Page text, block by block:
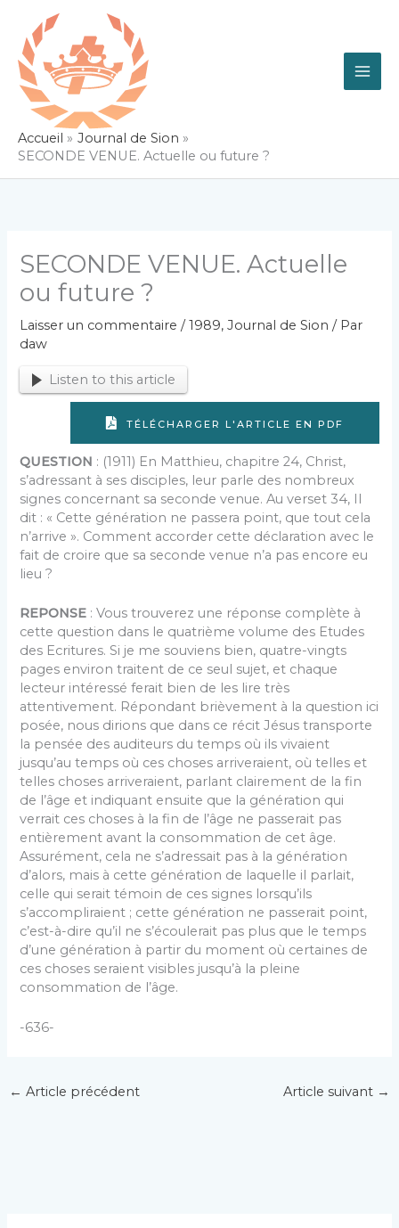
contenu
Accueil
Journal de Sion
SECONDE VENUE. Actuelle ou future ?
SECONDE VENUE. Actuelle
ou future ?
Laisser un commentaire /1989,Journal de Sion / Par
daw
Listen to this article
TÉLÉCHARGER L'ARTICLE EN PDF
QUESTION : (1911) En Matthieu, chapitre 24, Christ,
s’adressant à ses disciples, leur parle des nombreux
signes concernant sa seconde venue. Au verset 34, Il
dit : « Cette génération ne passera point, que tout cela
n’arrive ». Comment accorder cette déclaration avec le
fait de croire que sa seconde venue n’a pas encore eu
lieu ?
REPONSE : Vous trouverez une réponse complète à
cette question dans le quatrième volume des Etudes
des Ecritures. Si je me souviens bien, quatre-vingts
pages environ traitent de ce seul sujet, et chaque
lecteur intéressé ferait bien de les lire très
attentivement. Répondant brièvement à la question ici
posée, nous dirions que dans ce récit Jésus transporte
la pensée des auditeurs du temps où ils vivaient
jusqu’au temps où ces choses arriveraient, où telles et
telles choses arriveraient, parlant clairement de la fin
de l’âge et indiquant ensuite que la génération qui
verrait ces choses à la fin de l’âge ne passerait pas
entièrement avant la consommation de cet âge.
Assurément, cela ne s’adressait pas à la génération
d’alors, mais à cette génération de laquelle il parlait,
celle qui serait témoin de ces signes lorsqu’ils
s’accompliraient ; cette génération ne passerait point,
c’est-à-dire qu’il ne s’écoulerait pas plus que le temps
d’une génération à partir du moment où certaines de
ces choses seraient visibles jusqu’à la pleine
consommation de l’âge.
-636-
← Article précédent Article suivant →